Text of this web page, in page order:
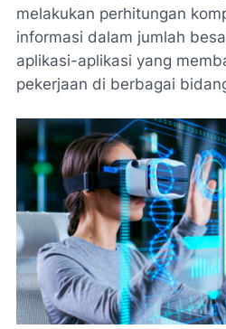
melakukan perhitungan
informasi dalam jumlah
aplikasi-aplikasi yang
pekerjaan di berbagai